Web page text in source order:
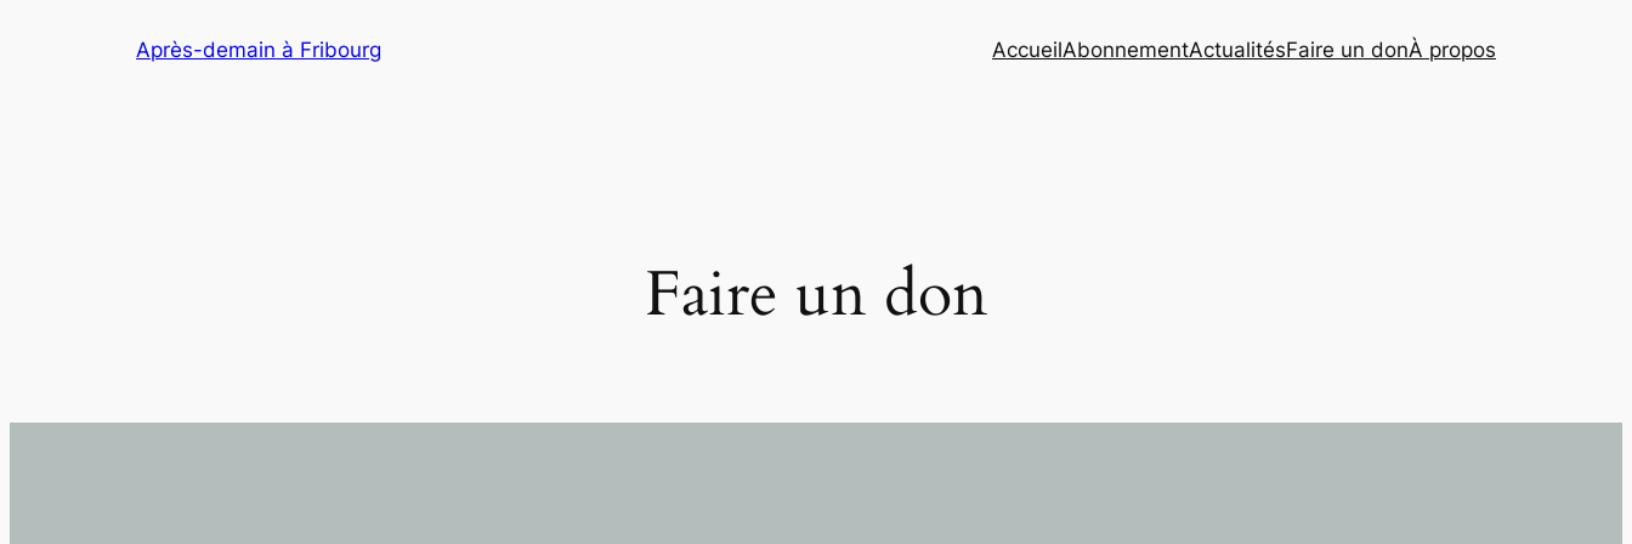
Après-demain à Fribourg AccueilAbonnementActualitésFaire un donÀ propos
Faire un don